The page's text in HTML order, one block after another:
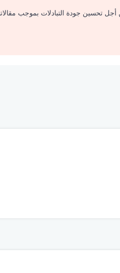
أجل تحسين جودة التبادلات بموجب